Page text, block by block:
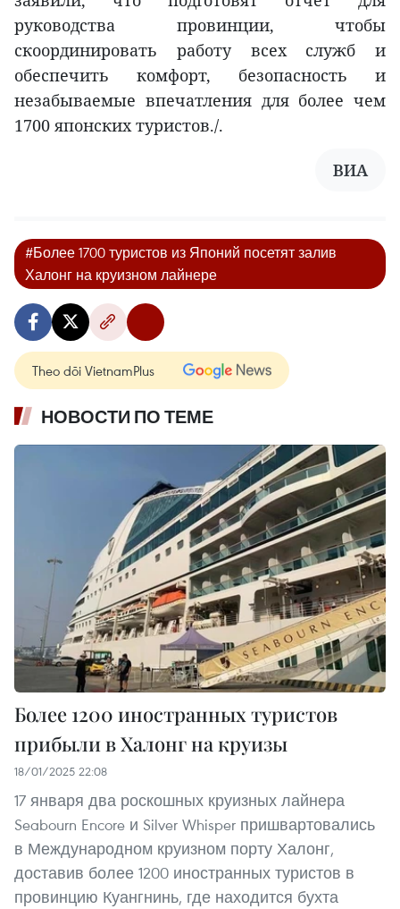
руководства провинции, чтобы
скоординировать работу всех служб и
обеспечить комфорт, безопасность и
незабываемые впечатления для более чем
1700 японских туристов./.
ВИА
#Более 1700 туристов из Японий посетят залив
Халонг на круизном лайнере
Theo dõi VietnamPlus
НОВОСТИ ПО ТЕМЕ
Более 1200 иностранных туристов
прибыли в Халонг на круизы
18/01/2025 22:08
17 января два роскошных круизных лайнера
Seabourn Encore и Silver Whisper пришвартовались
в Международном круизном порту Халонг,
доставив более 1200 иностранных туристов в
провинцию Куангнинь, где находится бухта